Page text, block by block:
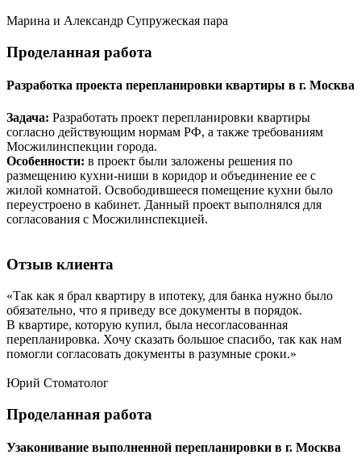
Марина и Александр Супружеская пара
Проделанная работа
Разработка проекта перепланировки квартиры в г. Москва
Задача: Разработать проект перепланировки квартиры
согласно действующим нормам РФ, а также требованиям
Мосжилинспекции города.
Особенности: в проект были заложены решения по
размещению кухни-ниши в коридор и объединение ее с
жилой комнатой. Освободившееся помещение кухни было
переустроено в кабинет. Данный проект выполнялся для
согласования с Мосжилинспекцией.
Отзыв клиента
«Так как я брал квартиру в ипотеку, для банка нужно было
обязательно, что я приведу все документы в порядок.
В квартире, которую купил, была несогласованная
перепланировка. Хочу сказать большое спасибо, так как нам
помогли согласовать документы в разумные сроки.»
Юрий Стоматолог
Проделанная работа
Узаконивание выполненной перепланировки в г. Москва